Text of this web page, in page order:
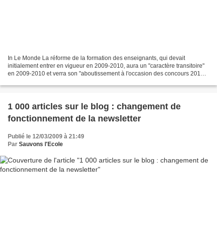
In Le Monde La réforme de la formation des enseignants, qui devait
initialement entrer en vigueur en 2009-2010, aura un "caractère transitoire"
en 2009-2010 et verra son "aboutissement à l'occasion des concours 2011",
1 000 articles sur le blog : changement de
fonctionnement de la newsletter
Publié le 12/03/2009 à 21:49
Par Sauvons l'Ecole